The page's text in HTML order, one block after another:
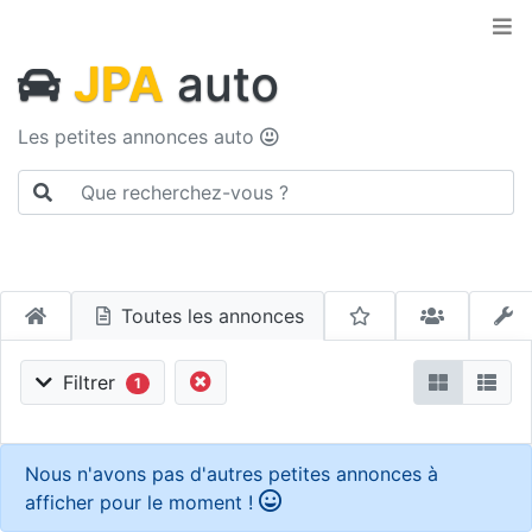
JPA auto
Les petites annonces auto
Toutes les annonces
Filtrer 1
Nous n'avons pas d'autres petites annonces à
afficher pour le moment !